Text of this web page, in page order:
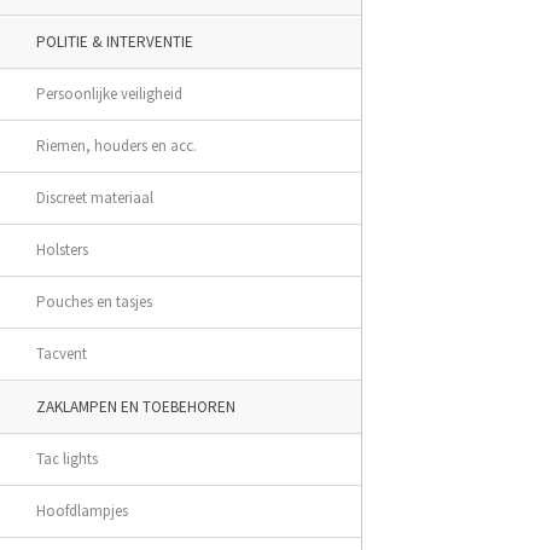
POLITIE & INTERVENTIE
Persoonlijke veiligheid
Riemen, houders en acc.
Discreet materiaal
Holsters
Pouches en tasjes
Tacvent
ZAKLAMPEN EN TOEBEHOREN
Tac lights
Hoofdlampjes